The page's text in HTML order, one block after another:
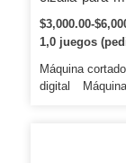
de chapa
eléctrica
$3,000.00-
1,0 juegos
Máquina
digital